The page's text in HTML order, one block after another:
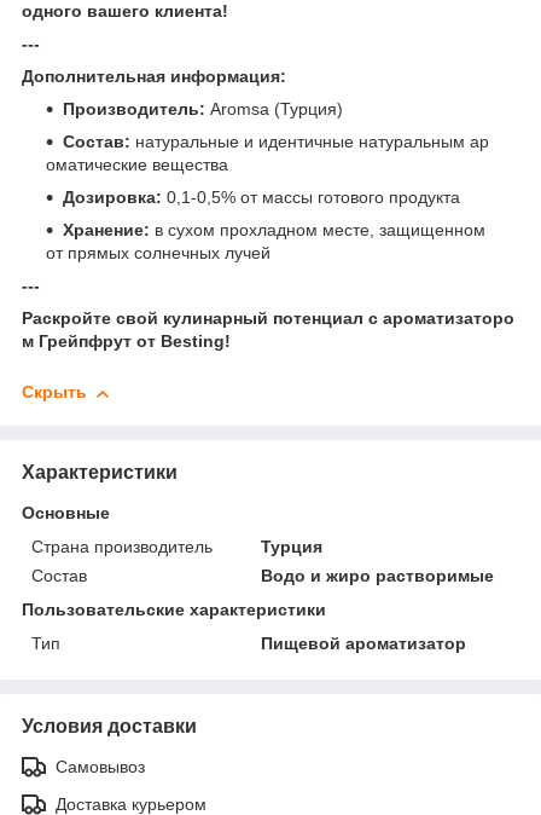
одного вашего клиента!
---
Дополнительная информация:
Производитель: Aromsa (Турция)
Состав: натуральные и идентичные натуральным ар
оматические вещества
Дозировка: 0,1-0,5% от массы готового продукта
Хранение: в сухом прохладном месте, защищенном
от прямых солнечных лучей
---
Раскройте свой кулинарный потенциал с ароматизаторо
м Грейпфрут от Besting!
Скрыть
Характеристики
Основные
Страна производитель
Турция
Состав
Водо и жиро растворимые
Пользовательские характеристики
Тип
Пищевой ароматизатор
Условия доставки
Самовывоз
Доставка курьером